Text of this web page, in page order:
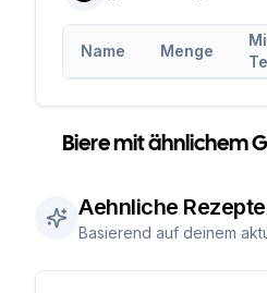
Name Menge
Biere mit ähnlichem
Aehnliche Rezepte
Basierend auf deinem